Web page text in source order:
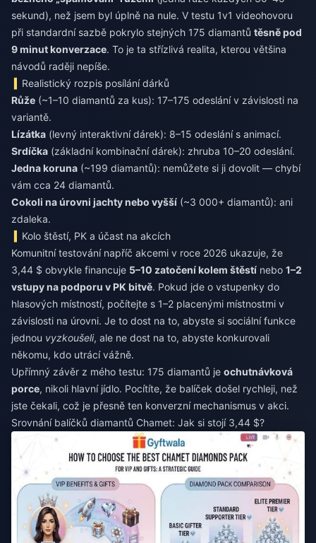
sekund), než jsem byl úplně na nule. V testu 1v1 videohovoru
při standardní sazbě pokrylo stejných 175 diamantů těsně pod
9 minut konverzace. To je ta střízlivá realita, kterou většina
návodů raději nepíše.
Realistický rozpis posílání dárků
Růže (~1–10 diamantů za kus): 17–175 odeslání v závislosti na
variantě.
Lízátka (levný interaktivní dárek): 8–15 odeslání s animací.
Srdíčka (základní kombinační dárek): zhruba 10–20 odeslání.
Jedna koruna (~199 diamantů): nemůžete si ji dovolit — chybí
vám cca 24 diamantů.
Cokoli na úrovni jachty nebo vyšší (~3 000+ diamantů): ani
zdaleka.
Kolo štěstí, PK a účast na akcích
Komunitní testování napříč akcemi v roce 2026 ukazuje, že
3,44 $ obvykle financuje 5–10 zatočení kolem štěstí nebo 1–2
vstupy na podporu v PK bitvě. Pokud jde o vstupenky do
hlasových místností, počítejte s 1–2 placenými místnostmi v
závislosti na úrovni. Je to dost na to, abyste si sociální funkce
jednou vyzkoušeli, ale ne dost na to, abyste konkurovali
někomu, kdo utrácí vážně.
Upřímný závěr z mého testu: 175 diamantů je ochutnávková
porce, nikoli hlavní jídlo. Pocítíte, že balíček došel rychleji, než
jste čekali, což je přesně ten konverzní mechanismus v akci.
Srovnání balíčků diamantů Chamet: Jak si stojí 3,44 $?